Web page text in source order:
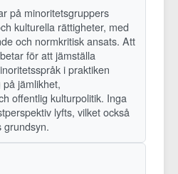
på minoritetsgruppers
kulturella rättigheter, med
och normkritisk ansats. Att
för att jämställa
i praktiken
jämlikhet,
offentlig kulturpolitik. Inga
lyfts, vilket också
grundsyn.